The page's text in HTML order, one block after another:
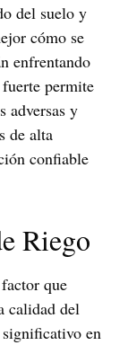
del suelo y
cómo se
enfrentando
permite
adversas y
de alta
confiable
Riego
que
calidad del
en